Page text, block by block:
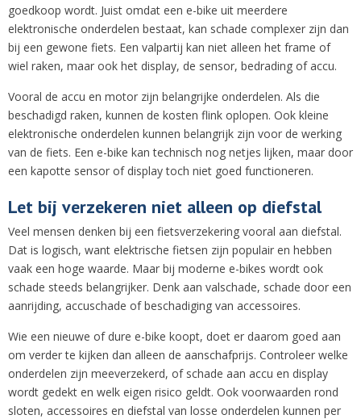
goedkoop wordt. Juist omdat een e-bike uit meerdere
elektronische onderdelen bestaat, kan schade complexer zijn dan
bij een gewone fiets. Een valpartij kan niet alleen het frame of
wiel raken, maar ook het display, de sensor, bedrading of accu.
Vooral de accu en motor zijn belangrijke onderdelen. Als die
beschadigd raken, kunnen de kosten flink oplopen. Ook kleine
elektronische onderdelen kunnen belangrijk zijn voor de werking
van de fiets. Een e-bike kan technisch nog netjes lijken, maar door
een kapotte sensor of display toch niet goed functioneren.
Let bij verzekeren niet alleen op diefstal
Veel mensen denken bij een fietsverzekering vooral aan diefstal.
Dat is logisch, want elektrische fietsen zijn populair en hebben
vaak een hoge waarde. Maar bij moderne e-bikes wordt ook
schade steeds belangrijker. Denk aan valschade, schade door een
aanrijding, accuschade of beschadiging van accessoires.
Wie een nieuwe of dure e-bike koopt, doet er daarom goed aan
om verder te kijken dan alleen de aanschafprijs. Controleer welke
onderdelen zijn meeverzekerd, of schade aan accu en display
wordt gedekt en welk eigen risico geldt. Ook voorwaarden rond
sloten, accessoires en diefstal van losse onderdelen kunnen per